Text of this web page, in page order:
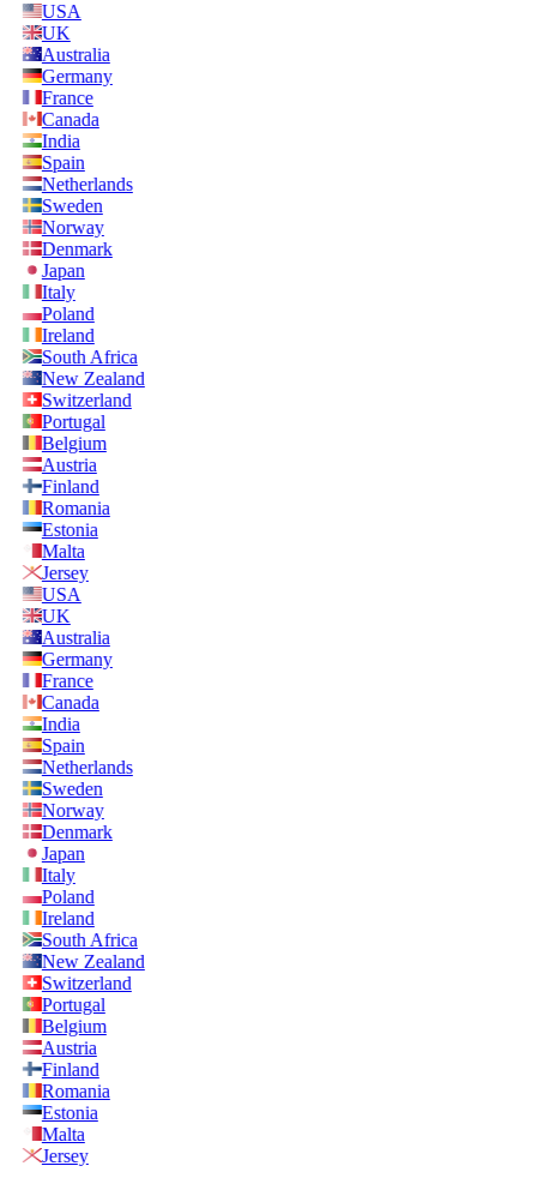
USA
UK
Australia
Germany
France
Canada
India
Spain
Netherlands
Sweden
Norway
Denmark
Japan
Italy
Poland
Ireland
South Africa
New Zealand
Switzerland
Portugal
Belgium
Austria
Finland
Romania
Estonia
Malta
Jersey
USA
UK
Australia
Germany
France
Canada
India
Spain
Netherlands
Sweden
Norway
Denmark
Japan
Italy
Poland
Ireland
South Africa
New Zealand
Switzerland
Portugal
Belgium
Austria
Finland
Romania
Estonia
Malta
Jersey